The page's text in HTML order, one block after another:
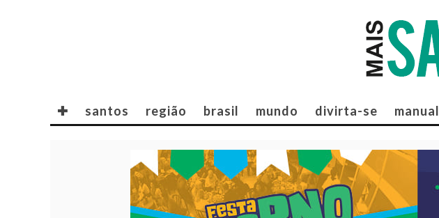
✚ santos região brasil mundo divirta-se manual